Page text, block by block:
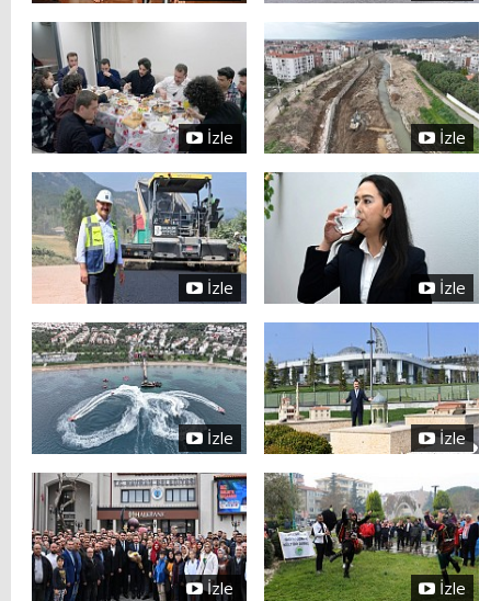
İzle İzle
İzle İzle
İzle İzle
İzle İzle